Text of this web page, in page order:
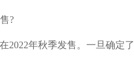
?
年秋季发售。一旦确定